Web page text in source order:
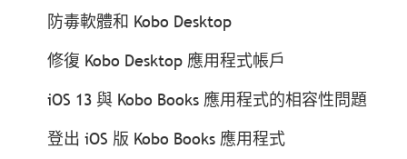
防毒軟體和 Kobo Desktop
修復 Kobo Desktop 應用程式帳戶
iOS 13 與 Kobo Books 應用程式的相容性問題
登出 iOS 版 Kobo Books 應用程式